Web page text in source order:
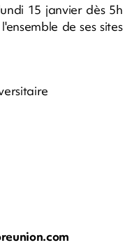
15 janvier dès 5h
de ses sites